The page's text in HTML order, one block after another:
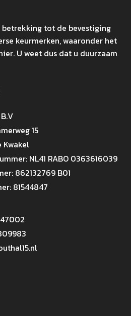
betrekking tot de bevestiging
keurmerken, waaronder het
U weet dus dat u duurzaam
15
Kwakel
NL41 RABO 0363616039
862132769 B01
81544847